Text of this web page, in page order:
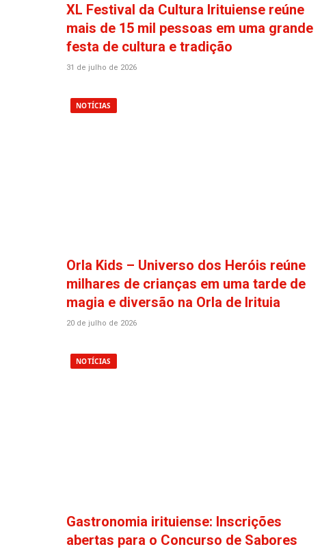
XL Festival da Cultura Irituiense reúne
mais de 15 mil pessoas em uma grande
festa de cultura e tradição
31 de julho de 2026
NOTÍCIAS
Orla Kids – Universo dos Heróis reúne
milhares de crianças em uma tarde de
magia e diversão na Orla de Irituia
20 de julho de 2026
NOTÍCIAS
Gastronomia irituiense: Inscrições
abertas para o Concurso de Sabores